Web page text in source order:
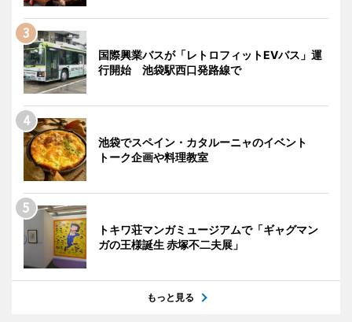
国際興業バスが「レトロフィットEVバス」運
行開始 池袋駅西口発路線で
池袋でスペイン・カタルーニャのイベント
トーク企画や料理教室
トキワ荘マンガミュージアムで「ギャグマン
ガの王様誕生 赤塚不二夫展」
もっと見る